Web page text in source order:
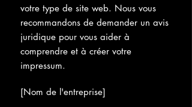
votre type de site web. Nous vous
recommandons de demander un avis
juridique pour vous aider à
comprendre et à créer votre
impressum.
[Nom de l'entreprise]